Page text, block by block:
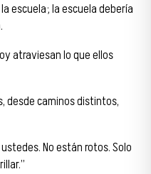
escuela; la escuela debería
atraviesan lo que ellos
desde caminos distintos,
No están rotos. Solo